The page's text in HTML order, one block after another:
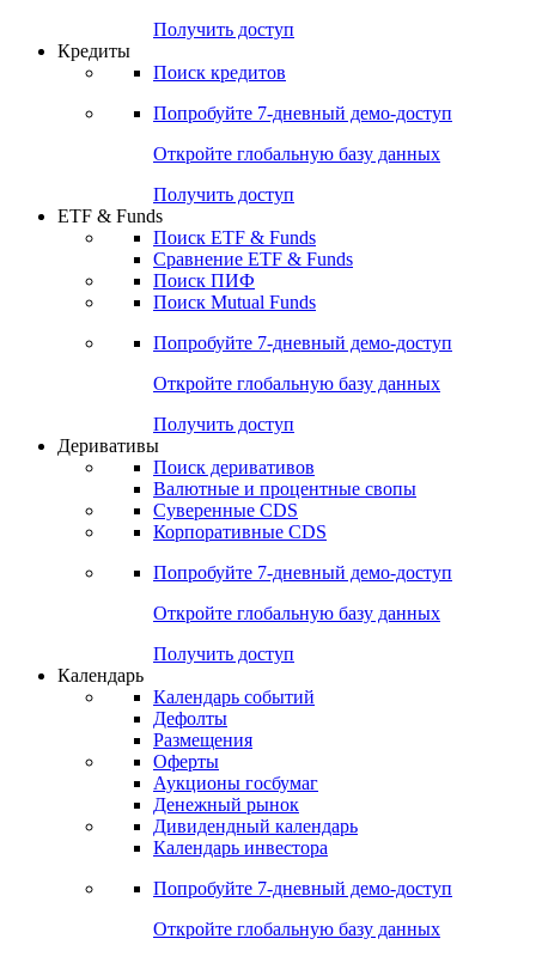
Получить доступ
Кредиты
Поиск кредитов
Попробуйте 7-дневный демо-доступ
Откройте глобальную базу данных
Получить доступ
ETF & Funds
Поиск ETF & Funds
Сравнение ETF & Funds
Поиск ПИФ
Поиск Mutual Funds
Попробуйте 7-дневный демо-доступ
Откройте глобальную базу данных
Получить доступ
Деривативы
Поиск деривативов
Валютные и процентные свопы
Суверенные CDS
Корпоративные CDS
Попробуйте 7-дневный демо-доступ
Откройте глобальную базу данных
Получить доступ
Календарь
Календарь событий
Дефолты
Размещения
Оферты
Аукционы госбумаг
Денежный рынок
Дивидендный календарь
Календарь инвестора
Попробуйте 7-дневный демо-доступ
Откройте глобальную базу данных